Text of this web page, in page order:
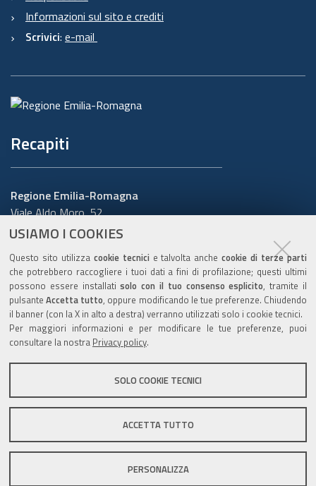
USIAMO I COOKIES
Questo sito utilizza cookie tecnici e talvolta anchecookie di terze parti
che potrebbero raccogliere i tuoi dati a fini di profilazione; questi ultimi
possono essere installatisolo con il tuo consenso esplicito, tramite il
pulsanteAccetta tutto, oppure modificando le tue preferenze. Chiudendo
il banner (con la X in alto a destra) verranno utilizzati solo i cookie tecnici.
Per maggiori informazioni e per modificare le tue preferenze, puoi
consultare la nostra Privacy policy.
SOLO COOKIE TECNICI
ACCETTA TUTTO
PERSONALIZZA
Informazioni sul sito e crediti
Scrivici: e-mail
Recapiti
Regione Emilia-Romagna
Viale Aldo Moro, 52
40127 Bologna
Cerca telefoni o indirizzi
URP
www.regione.emilia-romagna.it/urp
C.F. 800.625.903.79